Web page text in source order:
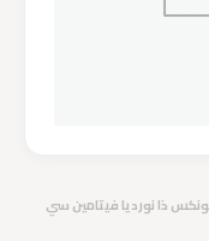
ذا نورديا فيتامين سي